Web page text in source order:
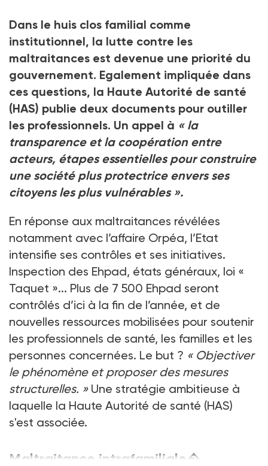
Dans le huis clos familial comme
institutionnel, la lutte contre les
maltraitances est devenue une priorité du
gouvernement. Egalement impliquée dans
ces questions, la Haute Autorité de santé
(HAS) publie deux documents pour outiller
les professionnels. Un appel à « la
transparence et la coopération entre
acteurs, étapes essentielles pour construire
une société plus protectrice envers ses
citoyens les plus vulnérables ».
En réponse aux maltraitances révélées
notamment avec l’affaire Orpéa, l’Etat
intensifie ses contrôles et ses initiatives.
Inspection des Ehpad, états généraux, loi «
Taquet »... Plus de 7 500 Ehpad seront
contrôlés d’ici à la fin de l’année, et de
nouvelles ressources mobilisées pour soutenir
les professionnels de santé, les familles et les
personnes concernées. Le but ? « Objectiver
le phénomène et proposer des mesures
structurelles. » Une stratégie ambitieuse à
laquelle la Haute Autorité de santé (HAS)
s'est associée.
Maltraitance intrafamiliale �